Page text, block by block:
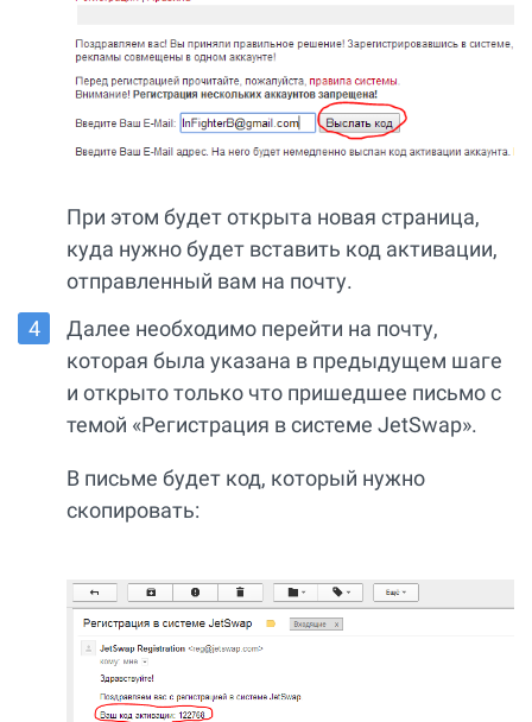
При этом будет открыта новая страница,
куда нужно будет вставить код активации,
отправленный вам на почту.
Далее необходимо перейти на почту,
которая была указана в предыдущем шаге
и открыто только что пришедшее письмо с
темой «Регистрация в системе JetSwap».
В письме будет код, который нужно
скопировать: